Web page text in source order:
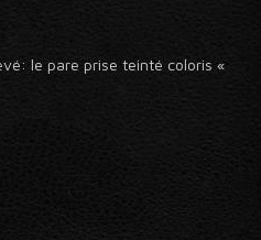
le pare prise teinté coloris «